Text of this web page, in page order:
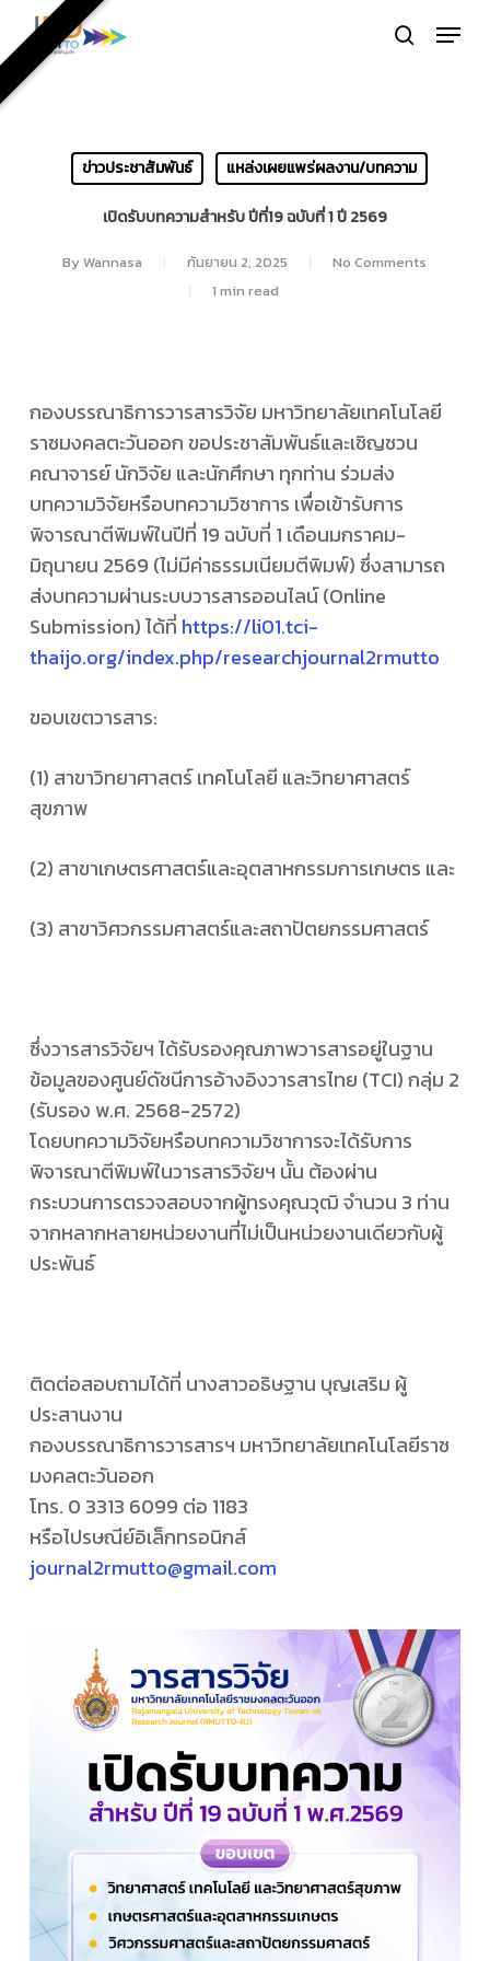
main
content
search
Menu
ข่าวประชาสัมพันธ์ แหล่งเผยแพร่ผลงาน/บทความ
เปิดรับบทความสำหรับ ปีที่19 ฉบับที่ 1 ปี 2569
ByWannasa กันยายน 2, 2025
No Comments
1 min read
กองบรรณาธิการวารสารวิจัย มหาวิทยาลัยเทคโนโลยี
ราชมงคลตะวันออก ขอประชาสัมพันธ์และเชิญชวน
คณาจารย์ นักวิจัย และนักศึกษา ทุกท่าน ร่วมส่ง
บทความวิจัยหรือบทความวิชาการ เพื่อเข้ารับการ
พิจารณาตีพิมพ์ในปีที่ 19 ฉบับที่ 1 เดือนมกราคม-
มิถุนายน 2569 (ไม่มีค่าธรรมเนียมตีพิมพ์) ซึ่งสามารถ
ส่งบทความผ่านระบบวารสารออนไลน์ (Online
Submission) ได้ที่ https://li01.tci-
thaijo.org/index.php/researchjournal2rmutto
ขอบเขตวารสาร:
(1) สาขาวิทยาศาสตร์ เทคโนโลยี และวิทยาศาสตร์
สุขภาพ
(2) สาขาเกษตรศาสตร์และอุตสาหกรรมการเกษตร และ
(3) สาขาวิศวกรรมศาสตร์และสถาปัตยกรรมศาสตร์
ซึ่งวารสารวิจัยฯ ได้รับรองคุณภาพวารสารอยู่ในฐาน
ข้อมูลของศูนย์ดัชนีการอ้างอิงวารสารไทย (TCI) กลุ่ม 2
(รับรอง พ.ศ. 2568-2572)
โดยบทความวิจัยหรือบทความวิชาการจะได้รับการ
พิจารณาตีพิมพ์ในวารสารวิจัยฯ นั้น ต้องผ่าน
กระบวนการตรวจสอบจากผู้ทรงคุณวุฒิ จำนวน 3 ท่าน
จากหลากหลายหน่วยงานที่ไม่เป็นหน่วยงานเดียวกับผู้
ประพันธ์
ติดต่อสอบถามได้ที่ นางสาวอธิษฐาน บุญเสริม ผู้
ประสานงาน
กองบรรณาธิการวารสารฯ มหาวิทยาลัยเทคโนโลยีราช
มงคลตะวันออก
โทร. 0 3313 6099 ต่อ 1183
หรือไปรษณีย์อิเล็กทรอนิกส์
journal2rmutto@gmail.com